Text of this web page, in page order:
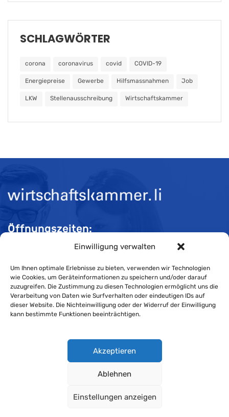
Einwilligung verwalten
Um Ihnen optimale Erlebnisse zu bieten, verwenden wir Technologien
wie Cookies, um Geräteinformationen zu speichern und/oder darauf
zuzugreifen. Die Zustimmung zu diesen Technologien ermöglicht uns die
Verarbeitung von Daten wie Surfverhalten oder eindeutigen IDs auf
dieser Website. Die Nichteinwilligung oder der Widerruf der Einwilligung
kann bestimmte Funktionen beeinträchtigen.
Akzeptieren
Ablehnen
Einstellungen anzeigen
SCHLAGWÖRTER
corona coronavirus covid COVID-19
Energiepreise Gewerbe Hilfsmassnahmen Job
LKW Stellenausschreibung Wirtschaftskammer
Öffnungszeiten:
Mo-Do 08:00 bis 11:30 und 13:30 bis 16:30 Uhr
Fr 08:00 bis 11:30 und 13:30 bis 16:00 Uhr
Impressum
Cookie-Richtlinie
Datenschutzerklärung für Mitglieder und Kunden